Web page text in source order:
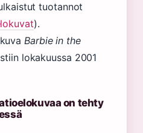
tuotannot
).
Barbie in the
lokakuussa 2001
on tehty